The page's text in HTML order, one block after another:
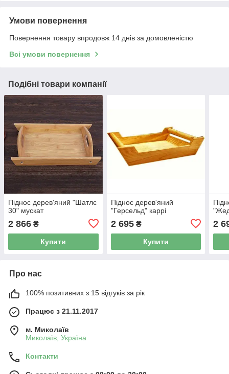
Умови повернення
Повернення товару впродовж 14 днів за домовленістю
Всі умови повернення
Подібні товари компанії
Піднос дерев'яний "Шатлє
30" мускат
2 866 ₴
Купити
Піднос дерев'яний
"Герсельд" каррі
2 695₴
Купити
2
Про нас
100% позитивних з 15 відгуків за рік
Працює з 21.11.2017
м. Миколаїв
Миколаїв, Україна
Контакти